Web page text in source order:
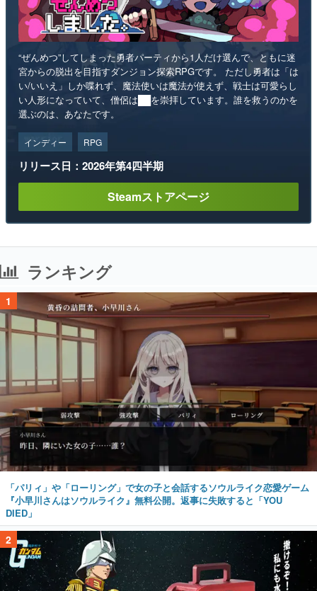
“ぜんめつ”してしまった勇者パーティから1人だけ選んで、ともに迷
宮からの脱出を目指すダンジョン探索RPGです。 ただし勇者は「は
い/いいえ」しか喋れず、魔法使いは魔法が使えず、戦士は可愛らし
い人形になっていて、僧侶は██を崇拝しています。誰を救うのかを
選ぶのは、あなたです。
インディー RPG
リリース日：2026年第4四半期
Steamストアページ
ランキング
1
「パリィ」や「ローリング」で女の子と会話するソウルライク恋愛ゲーム
『小早川さんはソウルライク』無料公開。返事に失敗すると「YOU
DIED」
2